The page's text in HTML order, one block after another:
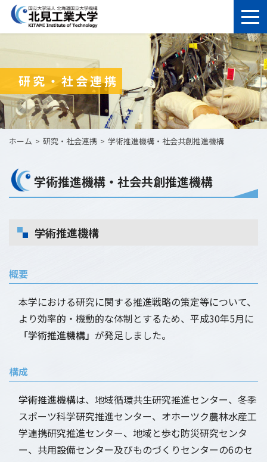
研究・社会連携
ホーム 研究・社会連携 学術推進機構・社会共創推進機構
学術推進機構・社会共創推進機構
学術推進機構
概要
本学における研究に関する推進戦略の策定等について、
より効率的・機動的な体制とするため、平成30年5月に
「学術推進機構」 が発足しました。
構成
学術推進機構は、地域循環共生研究推進センター、冬季
スポーツ科学研究推進センター、オホーツク農林水産工
学連携研究推進センター、地域と歩む防災研究センタ
ー、共用設備センター及びものづくりセンターの6のセ